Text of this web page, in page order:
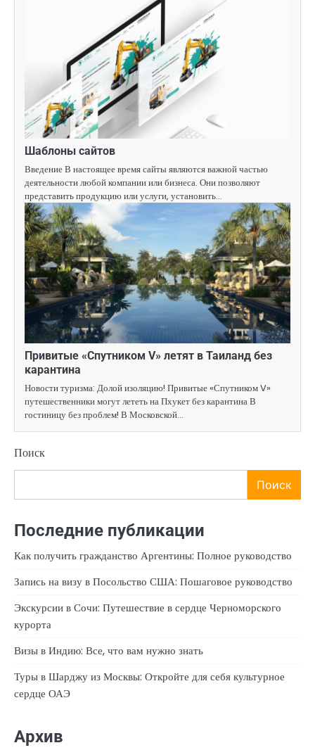
Шаблоны сайтов
Введение В настоящее время сайты являются важной частью
деятельности любой компании или бизнеса. Они позволяют
представить продукцию или услуги, установить…
Привитые «Спутником V» летят в Таиланд без
карантина
Новости туризма: Долой изоляцию! Привитые «Спутником V»
путешественники могут лететь на Пхукет без карантина В
гостиницу без проблем! В Московской…
Поиск
Поиск
Последние публикации
Как получить гражданство Аргентины: Полное руководство
Запись на визу в Посольство США: Пошаговое руководство
Экскурсии в Сочи: Путешествие в сердце Черноморского
курорта
Визы в Индию: Все, что вам нужно знать
Туры в Шарджу из Москвы: Откройте для себя культурное
сердце ОАЭ
Архив